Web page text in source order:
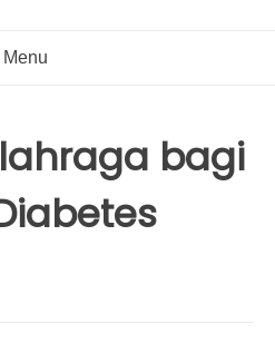
Menu
bagi